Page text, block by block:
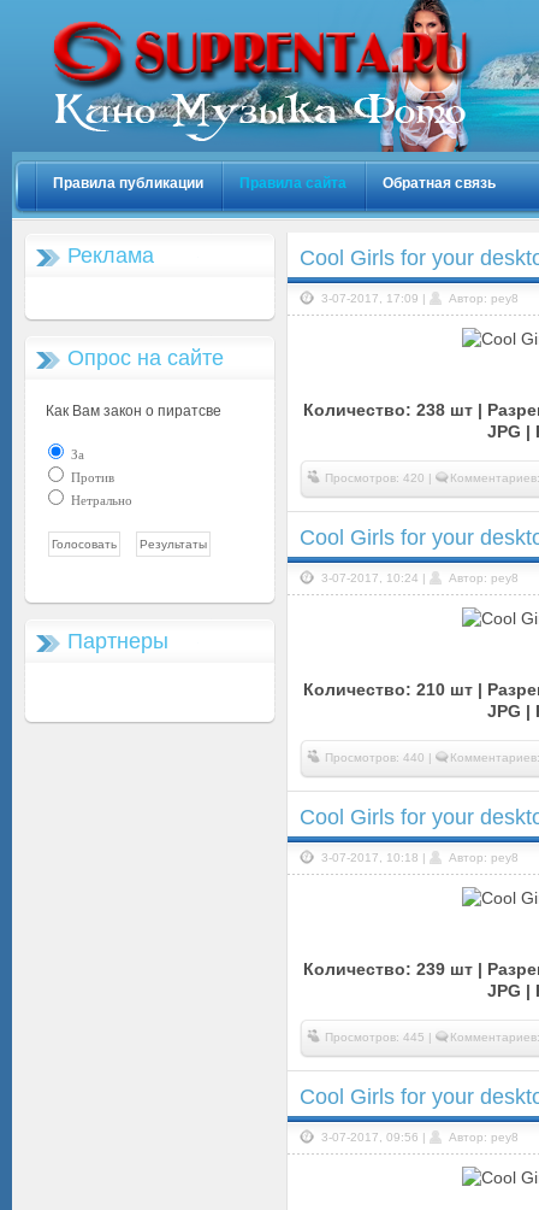
Правила публикации Правила сайта Обратная связь
Реклама
Опрос на сайте
Как Вам закон о пиратсве
За
Против
Нетрально
Партнеры
Cool Girls for your
3-07-2017, 17:09 | Автор: pey8
Количество: 238 шт |
JPG |
Просмотров: 420 |
Cool Girls for your
3-07-2017, 10:24 | Автор: pey8
Количество: 210 шт |
JPG |
Просмотров: 440 |
Cool Girls for your
3-07-2017, 10:18 | Автор: pey8
Количество: 239 шт |
JPG |
Просмотров: 445 |
Cool Girls for your
3-07-2017, 09:56 | Автор: pey8